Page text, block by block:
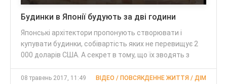
Будинки в Японії будують за дві години
Японські архітектори пропонують створювати і
купувати будинки, собівартість яких не перевищує 2
000 доларів США. А секрет в тому, що їх зводять з
08 травень 2017, 11:49 ВІДЕО / ПОВСЯКДЕННЕ ЖИТТЯ / ДІМ